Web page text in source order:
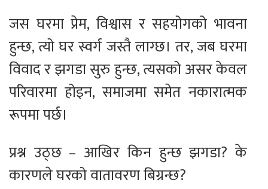
जस घरमा प्रेम, विश्वास र सहयोगको भावना
हुन्छ, त्यो घर स्वर्ग जस्तै लाग्छ। तर, जब घरमा
विवाद र झगडा सुरु हुन्छ, त्यसको असर केवल
परिवारमा होइन, समाजमा समेत नकारात्मक
रूपमा पर्छ।
प्रश्न उठ्छ – आखिर किन हुन्छ झगडा? के
कारणले घरको वातावरण बिग्रन्छ?